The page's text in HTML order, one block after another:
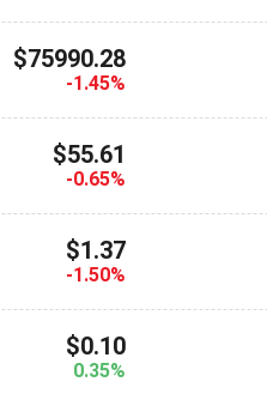
$75990.28
-1.45%
$55.61
-0.65%
$1.37
-1.50%
$0.10
0.35%